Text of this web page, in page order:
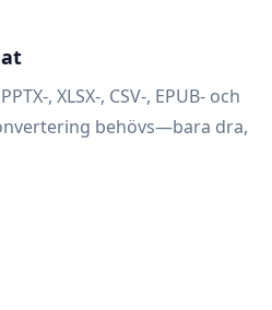
, XLSX-, CSV-, EPUB- och
behövs—bara dra,